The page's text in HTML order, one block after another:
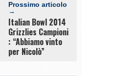
Prossimo articolo
→
Italian Bowl 2014
Grizzlies Campioni
: “Abbiamo vinto
per Nicolò”